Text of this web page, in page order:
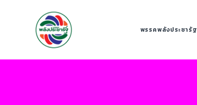
พรรคพลังประชารัฐ